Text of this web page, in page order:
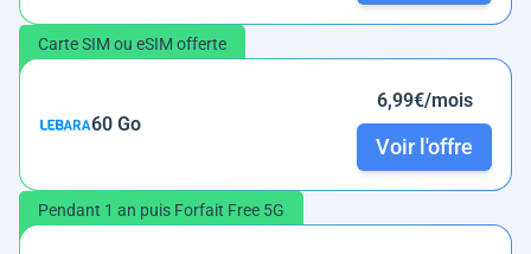
Carte SIM ou eSIM offerte
60 Go
6,99€/mois
Voir l'offre
Pendant 1 an puis Forfait Free 5G